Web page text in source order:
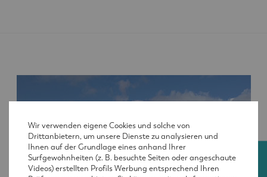
Wir verwenden eigene Cookies und solche von
Drittanbietern, um unsere Dienste zu analysieren und
Ihnen auf der Grundlage eines anhand Ihrer
Surfgewohnheiten (z. B. besuchte Seiten oder angeschaute
Videos) erstellten Profils Werbung entsprechend Ihren